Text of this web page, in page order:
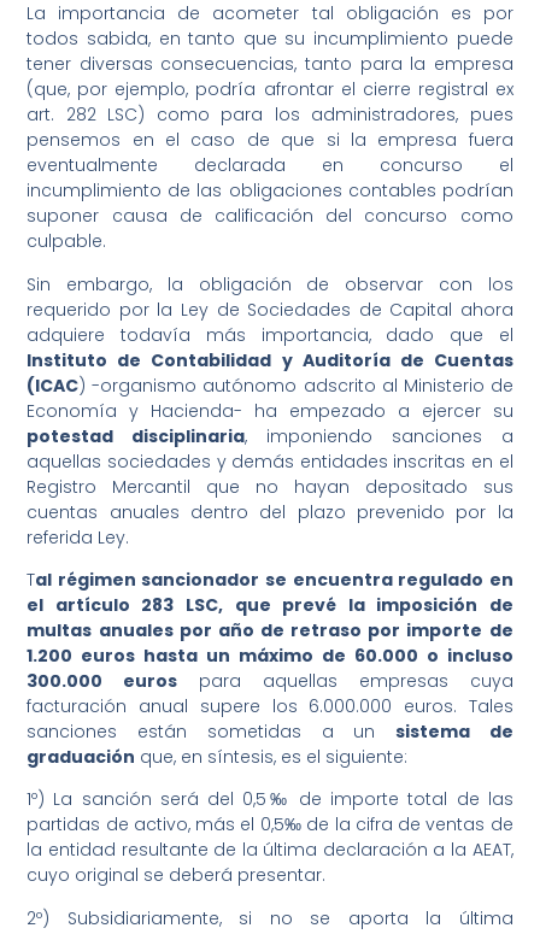
La importancia de acometer tal obligación es por
todos sabida, en tanto que su incumplimiento puede
tener diversas consecuencias, tanto para la empresa
(que, por ejemplo, podría afrontar el cierre registral ex
art. 282 LSC) como para los administradores, pues
pensemos en el caso de que si la empresa fuera
eventualmente declarada en concurso el
incumplimiento de las obligaciones contables podrían
suponer causa de calificación del concurso como
culpable.
Sin embargo, la obligación de observar con los
requerido por la Ley de Sociedades de Capital ahora
adquiere todavía más importancia, dado que el
Instituto de Contabilidad y Auditoría de Cuentas
(ICAC) -organismo autónomo adscrito al Ministerio de
Economía y Hacienda- ha empezado a ejercer su
potestad disciplinaria, imponiendo sanciones a
aquellas sociedades y demás entidades inscritas en el
Registro Mercantil que no hayan depositado sus
cuentas anuales dentro del plazo prevenido por la
referida Ley.
Tal régimen sancionador se encuentra regulado en
el artículo 283 LSC, que prevé la imposición de
multas anuales por año de retraso por importe de
1.200 euros hasta un máximo de 60.000 o incluso
300.000 euros para aquellas empresas cuya
facturación anual supere los 6.000.000 euros. Tales
sanciones están sometidas a un sistema de
graduación que, en síntesis, es el siguiente:
1º) La sanción será del 0,5‰ de importe total de las
partidas de activo, más el 0,5‰ de la cifra de ventas de
la entidad resultante de la última declaración a la AEAT,
cuyo original se deberá presentar.
2º) Subsidiariamente, si no se aporta la última